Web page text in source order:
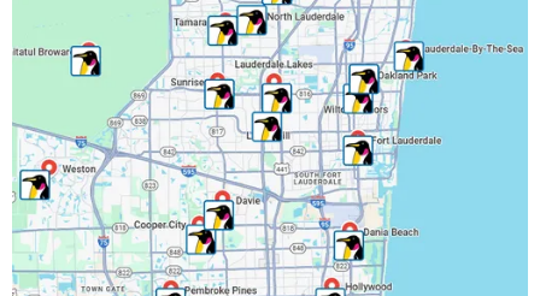
Margate, FL
Miramar, FL
North Lauderdale, FL
Oakland Park, FL
Parkland, FL